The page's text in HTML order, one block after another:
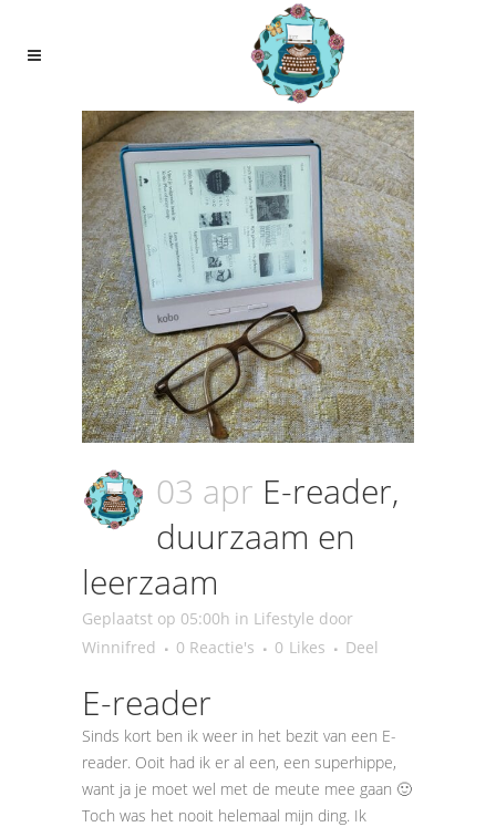
03 apr E-reader,
duurzaam en
leerzaam
Geplaatst op 05:00h in Lifestyle door
Winnifred
0 Reactie's 0 Likes Deel
E-reader
Sinds kort ben ik weer in het bezit van een E-
reader. Ooit had ik er al een, een superhippe,
want ja je moet wel met de meute mee gaan 🙂
Toch was het nooit helemaal mijn ding. Ik